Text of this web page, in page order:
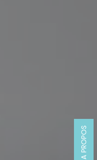
A PROPOS